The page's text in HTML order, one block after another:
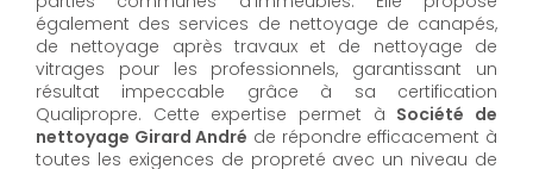
également des services de nettoyage de canapés,
de nettoyage après travaux et de nettoyage de
vitrages pour les professionnels, garantissant un
résultat impeccable grâce à sa certification
Qualipropre. Cette expertise permet à Société de
nettoyage Girard André de répondre efficacement à
toutes les exigences de propreté avec un niveau de